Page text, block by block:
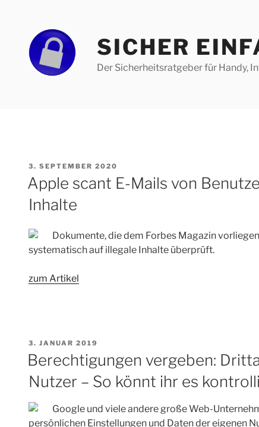
springen
SICHER
Der Sicherheitsratgeber für Handy,
VERÖFFENTLICHT
AM
3. SEPTEMBER 2020
Apple scant E-Mails von
Inhalte
Dokumente, die dem Forbes Magazin
systematisch auf illegale Inhalte überprüft.
zum Artikel
VERÖFFENTLICHT
AM
3. JANUAR 2019
Berechtigungen vergeben:
Nutzer – So könnt ihr es
Google und viele andere große Web-
persönlichen Einstellungen und Daten der eigenen